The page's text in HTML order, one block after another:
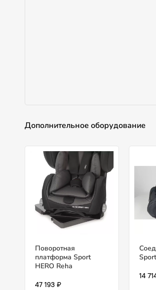
Дополнительное оборудование
Поворотная
платформа Sport
HERO Reha
47 193 ₽
14